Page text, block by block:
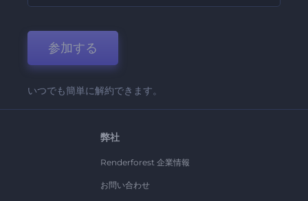
参加する
いつでも簡単に解約できます。
弊社
Renderforest 企業情報
お問い合わせ